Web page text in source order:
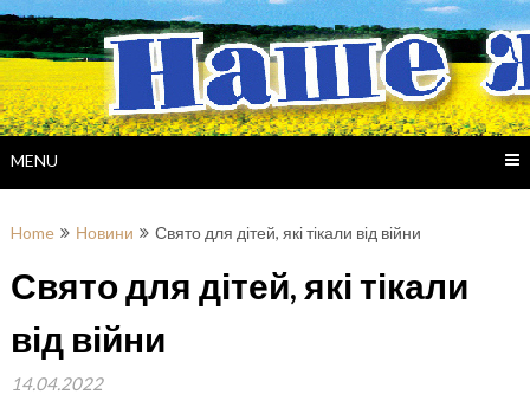
Skip
to
content
MENU
Home Новини Свято для дітей, які тікали від війни
Свято для дітей, які тікали
від війни
14.04.2022